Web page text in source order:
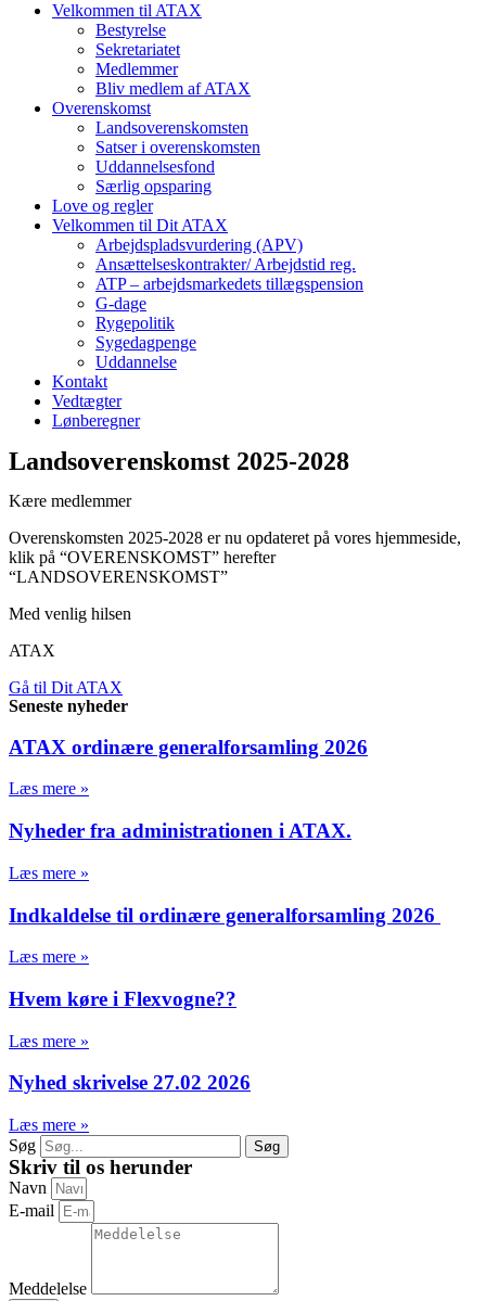
Velkommen til ATAX
Bestyrelse
Sekretariatet
Medlemmer
Bliv medlem af ATAX
Overenskomst
Landsoverenskomsten
Satser i overenskomsten
Uddannelsesfond
Særlig opsparing
Love og regler
Velkommen til Dit ATAX
Arbejdspladsvurdering (APV)
Ansættelseskontrakter/ Arbejdstid reg.
ATP – arbejdsmarkedets tillægspension
G-dage
Rygepolitik
Sygedagpenge
Uddannelse
Kontakt
Vedtægter
Lønberegner
Landsoverenskomst 2025-2028
Kære medlemmer
Overenskomsten 2025-2028 er nu opdateret på vores hjemmeside,
klik på “OVERENSKOMST” herefter
“LANDSOVERENSKOMST”
Med venlig hilsen
ATAX
Gå til Dit ATAX
Seneste nyheder
ATAX ordinære generalforsamling 2026
Læs mere »
Nyheder fra administrationen i ATAX.
Læs mere »
Indkaldelse til ordinære generalforsamling 2026
Læs mere »
Hvem køre i Flexvogne??
Læs mere »
Nyhed skrivelse 27.02 2026
Læs mere »
Søg
Søg
Skriv til os herunder
Navn
E-mail
Meddelelse